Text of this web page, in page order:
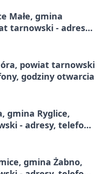
Małe, gmina
tarnowski - adresy,
powiat tarnowski
godziny otwarcia
gmina Ryglice,
- adresy, telefony,
gmina Żabno,